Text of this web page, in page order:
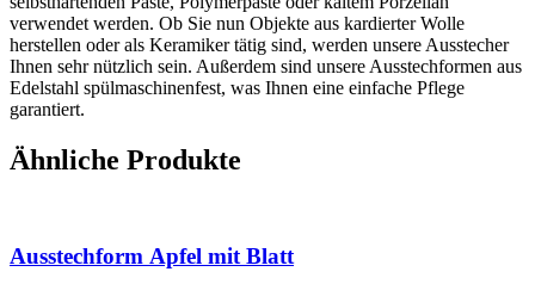
verwendet werden. Ob Sie nun Objekte aus kardierter Wolle
herstellen oder als Keramiker tätig sind, werden unsere Ausstecher
Ihnen sehr nützlich sein. Außerdem sind unsere Ausstechformen aus
Edelstahl spülmaschinenfest, was Ihnen eine einfache Pflege
garantiert.
Ähnliche Produkte
Ausstechform Apfel mit Blatt